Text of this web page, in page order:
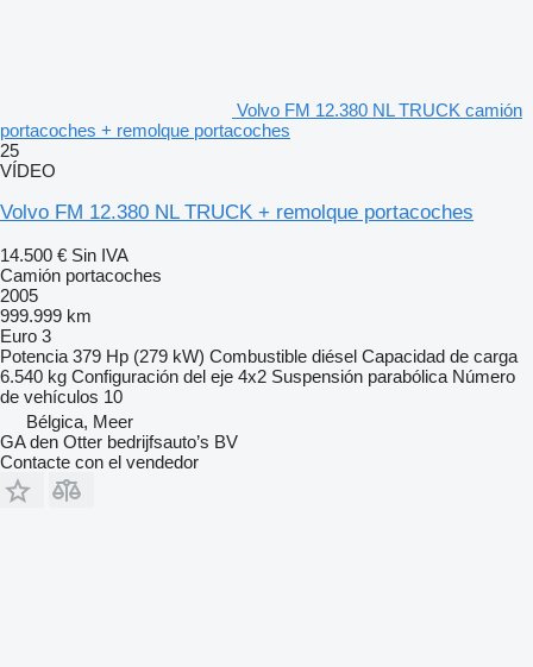
Volvo FM 12.380 NL TRUCK camión
portacoches + remolque portacoches
25
VÍDEO
Volvo FM 12.380 NL TRUCK + remolque portacoches
14.500 € Sin IVA
Camión portacoches
2005
999.999 km
Euro 3
Potencia 379 Hp (279 kW) Combustible diésel Capacidad de carga
6.540 kg Configuración del eje 4x2 Suspensión parabólica Número
de vehículos 10
Bélgica, Meer
GA den Otter bedrijfsauto’s BV
Contacte con el vendedor